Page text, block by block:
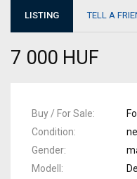
LISTING TELL A
7 000 HUF
Buy / For Sale
Condition
Gender
Modell